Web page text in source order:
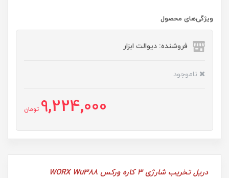
ویژگی‌های محصول
فروشنده: دیوالت ابزار
ناموجود
9,224,000 تومان